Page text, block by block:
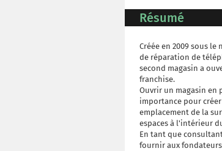
Résumé
Créée en 2009 sous
de réparation de
second magasin a
franchise.
Ouvrir un magasin en
importance pour
emplacement de la
espaces à l'intérieur
En tant que
fournir aux